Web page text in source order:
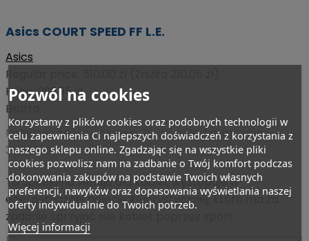
Asics COURT SPEED FF L.E.
Asics
Regular price:
Price:299,95 zł
Brutto
Najniższa cena w okresie 30 dni przed promocją:
349,95 zł
Ta specjalna wersja dla kobiet występuje w
energetycznej palecie kolorystycznej, która ma za
zadanie sprzyjać sile kobiet poprzez sport.
Pozwól na cookies
Korzystamy z plików cookies oraz podobnych technologii w
celu zapewnienia Ci najlepszych doświadczeń z korzystania z
naszego sklepu online. Zgadzając się na wszystkie pliki
cookies pozwolisz nam na zadbanie o Twój komfort podczas
dokonywania zakupów na podstawie Twoich własnych
preferencji, nawyków oraz dopasowania wyświetlania naszej
oferty indywidualnie do Twoich potrzeb.
Więcej informacji